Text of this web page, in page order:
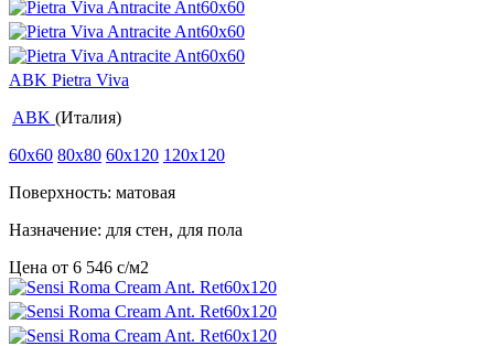
ABK Pietra Viva
ABK (Италия)
60x60 80x80 60x120 120x120
Поверхность: матовая
Назначение: для стен, для пола
Цена от 6 546 c/м2